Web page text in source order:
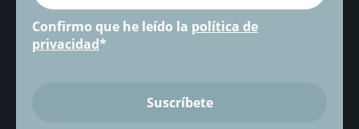
Confirmo que he leído la política de
privacidad*